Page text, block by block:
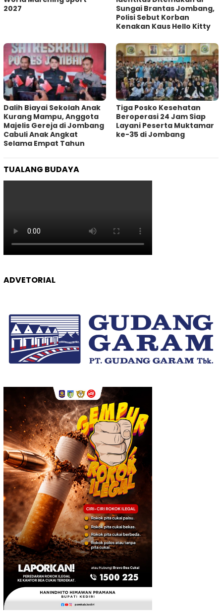
2027
Sungai Brantas Jombang,
Polisi Sebut Korban
Kenakan Kaus Hello Kitty
Dalih Biayai Sekolah Anak
Kurang Mampu, Anggota
Majelis Gereja di Jombang
Cabuli Anak Angkat
Selama Empat Tahun
Tiga Posko Kesehatan
Beroperasi 24 Jam Siap
Layani Peserta Muktamar
ke-35 di Jombang
TUALANG BUDAYA
ADVETORIAL